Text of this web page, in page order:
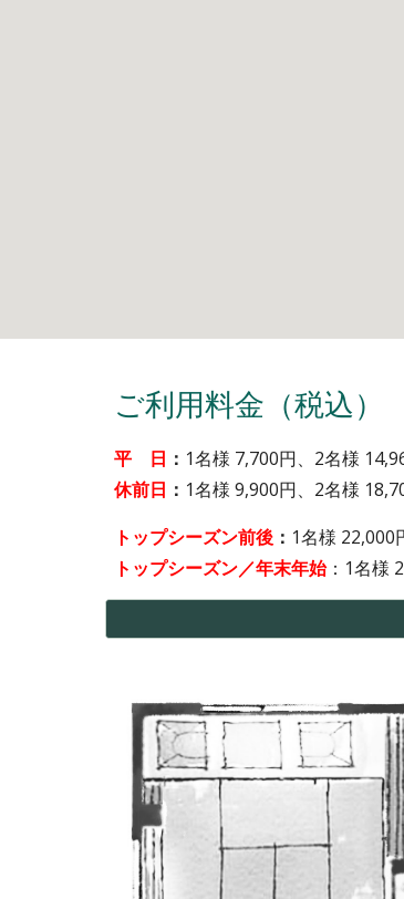
ご利用料金（税込）
平 日 ： 1名様 7,700円、2名様
休前日 ： 1名様 9,900円、 2名様 18,7
トップシーズン前後： 1名様 22,000
トップシーズン／年末年始： 1名様 2